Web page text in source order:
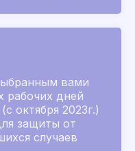
вами
рабочих дней
октября 2023г.)
защиты от
случаев